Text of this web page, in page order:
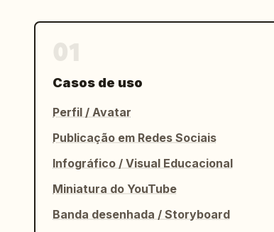
Casos de uso
Perfil / Avatar
Publicação em Redes Sociais
Infográfico / Visual Educacional
Miniatura do YouTube
Banda desenhada / Storyboard